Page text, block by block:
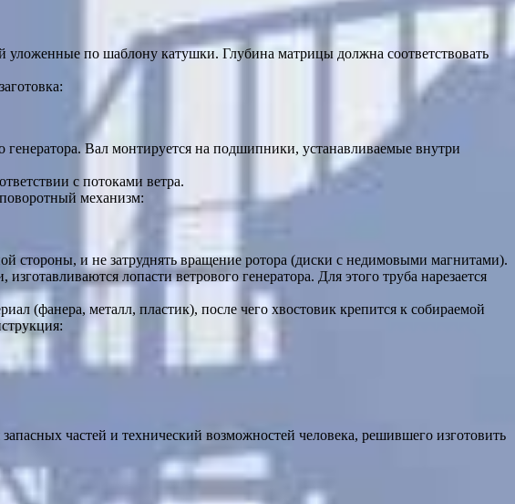
уложенные по шаблону катушки. Глубина матрицы должна соответствовать
генератора. Вал монтируется на подшипники, устанавливаемые внутри
с потоками ветра.
механизм:
стороны, и не затруднять вращение ротора (диски с недимовыми магнитами).
лопасти ветрового генератора. Для этого труба нарезается
(фанера, металл, пластик), после чего хвостовик крепится к собираемой
частей и технический возможностей человека, решившего изготовить